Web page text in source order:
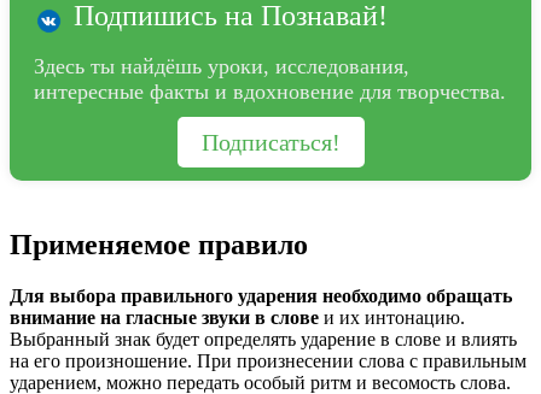
Подпишись на Познавай!
Здесь ты найдёшь уроки, исследования,
интересные факты и вдохновение для творчества.
Подписаться!
Применяемое правило
Для выбора правильного ударения необходимо обращать
внимание на гласные звуки в слове и их интонацию.
Выбранный знак будет определять ударение в слове и влиять
на его произношение. При произнесении слова с правильным
ударением, можно передать особый ритм и весомость слова.